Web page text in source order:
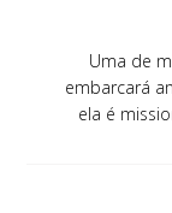
Uma de
embarcará
ela é